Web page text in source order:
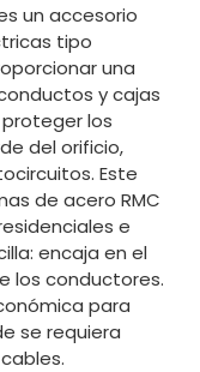
un accesorio
tipo
una
y cajas
los
del orificio,
Este
de acero RMC
e
encaja en el
los conductores.
para
se requiera